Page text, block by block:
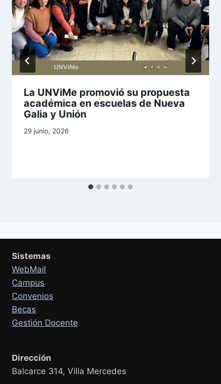
La UNViMe promovió su propuesta
académica en escuelas de Nueva
Galia y Unión
29 junio, 2026
Sistemas
WebMail
Campus
Convenios
Becas
Gestión Docente
Dirección
Balcarce 314, Villa Mercedes